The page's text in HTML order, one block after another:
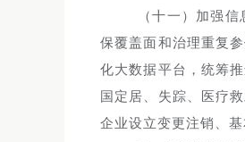
（十一）加强
保覆盖面和治理重复
化大数据平台，统筹
国定居、失踪、医疗
企业设立变更注销、